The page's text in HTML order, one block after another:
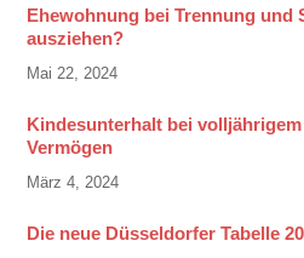
Ehewohnung bei Trennung und
ausziehen?
Mai 22, 2024
Kindesunterhalt bei
Vermögen
März 4, 2024
Die neue Düsseldorfer Tabelle